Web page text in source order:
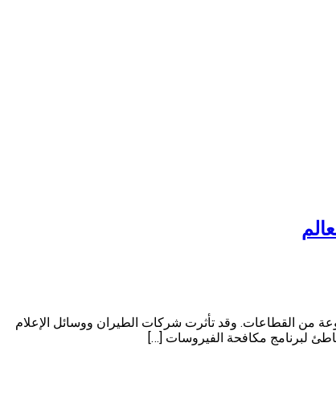
من القطاعات. وقد تأثرت شركات الطيران ووسائل الإعلام
لبرنامج مكافحة الفيروسات […]